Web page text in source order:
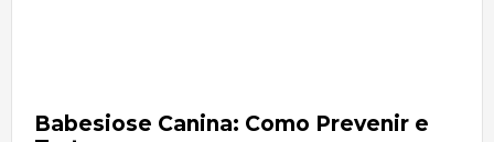
Babesiose Canina: Como Prevenir e